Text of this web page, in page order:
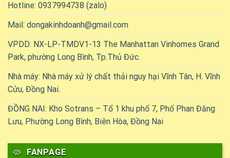
Hotline: 0937994738 (zalo)
Mail: dongakinhdoanh@gmail.com
VPDD: NX-LP-TMDV1-13 The Manhattan Vinhomes Grand
Park, phường Long Bình, Tp.Thủ Đức.
Nhà máy: Nhà máy xử lý chất thải nguy hại Vĩnh Tân, H. Vĩnh
Cửu, Đồng Nai.
ĐỒNG NAI: Kho Sotrans – Tổ 1 khu phố 7, Phố Phan Đăng
Lưu, Phường Long Bình, Biên Hòa, Đồng Nai
FANPAGE